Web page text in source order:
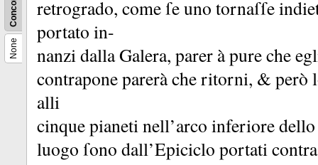
None
retrogrado, come ſe uno tornaſſe
portato in-
nanzi dalla Galera, parer à pure che
contrapone parerà che ritorni, & però
alli
cinque pianeti nell’arco inferiore
luogo ſono dall’Epiciclo portati